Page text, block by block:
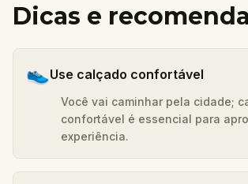
Dicas e
👟Use calçado confortável
Você vai caminhar pela cidade;
confortável é essencial para
experiência.